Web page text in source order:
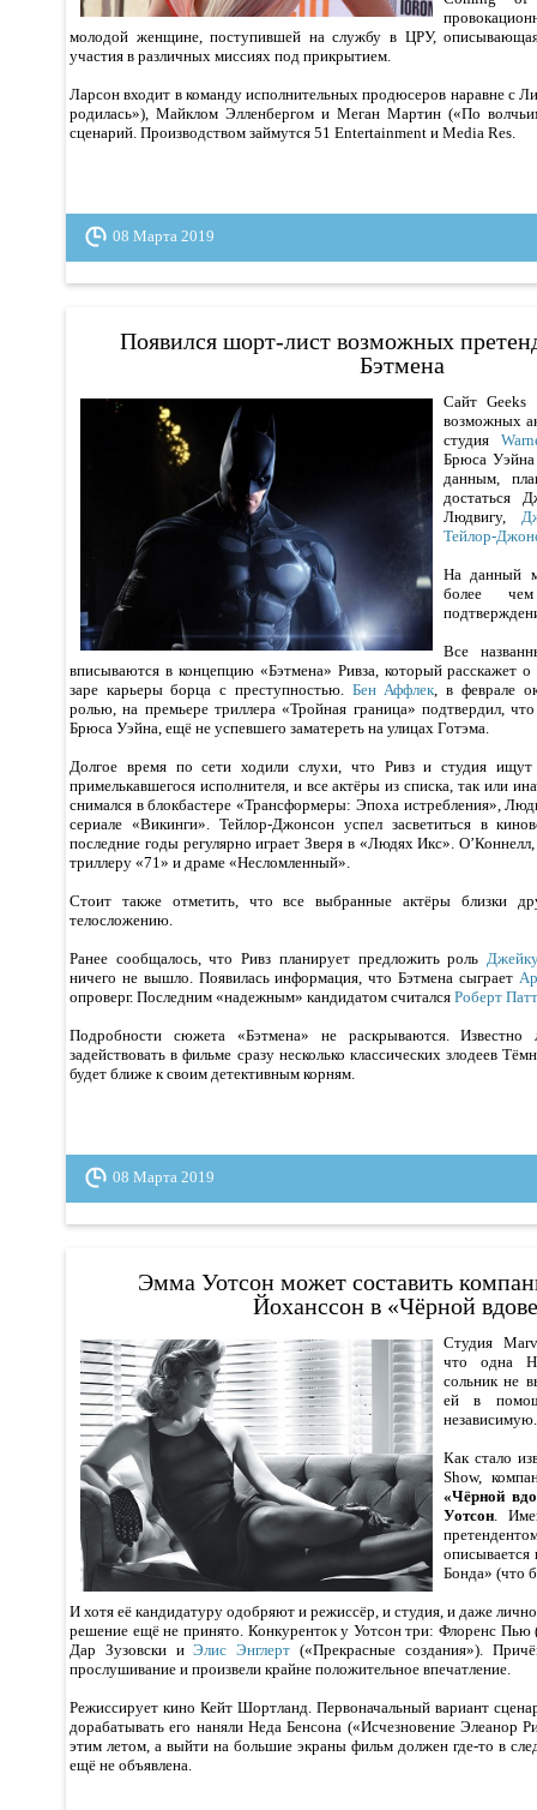
молодой женщине, поступившей на службу в ЦРУ,
участия в различных миссиях под прикрытием.
Ларсон входит в команду исполнительных продюсеров наравне с
родилась»), Майклом Элленбергом и Меган Мартин («По
сценарий. Производством займутся 51 Entertainment и Media Res.
08 Марта 2019
Появился шорт-лист возможных
Бэтмена
Сайт Geeks
возможных
студия
Брюса
данным,
достаться
Людвигу,
Тейлор-
На данный
более
Все
вписываются в концепцию «Бэтмена» Ривза, который расскажет
заре карьеры борца с преступностью. Бен Аффлек, в феврале
ролью, на премьере триллера «Тройная граница» подтвердил,
Брюса Уэйна, ещё не успевшего заматереть на улицах Готэма.
Долгое время по сети ходили слухи, что Ривз и студия
примелькавшегося исполнителя, и все актёры из списка, так или
снимался в блокбастере «Трансформеры: Эпоха истребления»,
сериале «Викинги». Тейлор-Джонсон успел засветиться в
последние годы регулярно играет Зверя в «Людях Икс».
триллеру «71» и драме «Несломленный».
Стоит также отметить, что все выбранные актёры близки
телосложению.
Ранее сообщалось, что Ривз планирует предложить роль
ничего не вышло. Появилась информация, что Бэтмена сыграет
опроверг. Последним «надежным» кандидатом считался Роберт
Подробности сюжета «Бэтмена» не раскрываются.
задействовать в фильме сразу несколько классических злодеев
будет ближе к своим детективным корням.
08 Марта 2019
Эмма Уотсон может составить
Йоханссон в «Чёрной
Студия
что одна
сольник не
ей в
независимую.
Как стало
Show,
«Чёрной
Уотсон.
описывается
Бонда» (что
И хотя её кандидатуру одобряют и режиссёр, и студия, и даже
решение ещё не принято. Конкуренток у Уотсон три: Флоренс Пью
Дар Зузовски иЭлис Энглерт («Прекрасные создания»).
прослушивание и произвели крайне положительное впечатление.
Режиссирует кино Кейт Шортланд. Первоначальный вариант
дорабатывать его наняли Неда Бенсона («Исчезновение Элеанор
этим летом, а выйти на большие экраны фильм должен где-то в
ещё не объявлена.